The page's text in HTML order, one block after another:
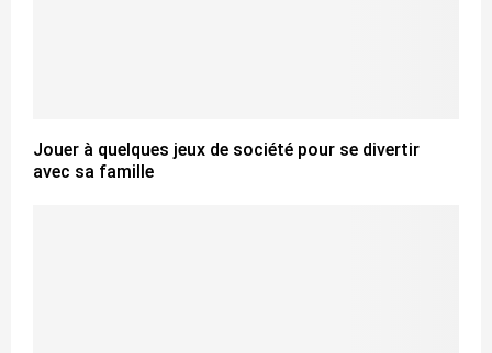
Jouer à quelques jeux de société pour se divertir
avec sa famille